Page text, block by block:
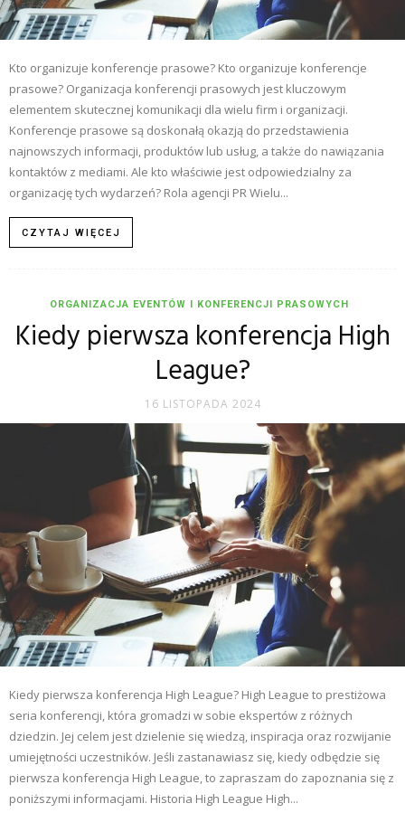
Kto organizuje konferencje prasowe? Kto organizuje konferencje
prasowe? Organizacja konferencji prasowych jest kluczowym
elementem skutecznej komunikacji dla wielu firm i organizacji.
Konferencje prasowe są doskonałą okazją do przedstawienia
najnowszych informacji, produktów lub usług, a także do nawiązania
kontaktów z mediami. Ale kto właściwie jest odpowiedzialny za
organizację tych wydarzeń? Rola agencji PR Wielu...
CZYTAJ WIĘCEJ
ORGANIZACJA EVENTÓW I KONFERENCJI PRASOWYCH
Kiedy pierwsza konferencja High
League?
16 LISTOPADA 2024
Kiedy pierwsza konferencja High League? High League to prestiżowa
seria konferencji, która gromadzi w sobie ekspertów z różnych
dziedzin. Jej celem jest dzielenie się wiedzą, inspiracja oraz rozwijanie
umiejętności uczestników. Jeśli zastanawiasz się, kiedy odbędzie się
pierwsza konferencja High League, to zapraszam do zapoznania się z
poniższymi informacjami. Historia High League High...